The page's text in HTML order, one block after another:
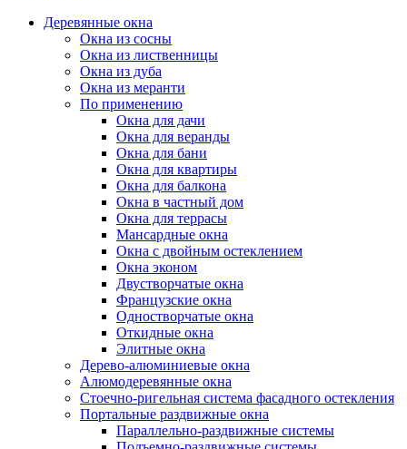
Деревянные окна
Окна из сосны
Окна из лиственницы
Окна из дуба
Окна из меранти
По применению
Окна для дачи
Окна для веранды
Окна для бани
Окна для квартиры
Окна для балкона
Окна в частный дом
Окна для террасы
Мансардные окна
Окна с двойным остеклением
Окна эконом
Двустворчатые окна
Французские окна
Одностворчатые окна
Откидные окна
Элитные окна
Дерево-алюминиевые окна
Алюмодеревянные окна
Стоечно-ригельная система фасадного остекления
Портальные раздвижные окна
Параллельно-раздвижные системы